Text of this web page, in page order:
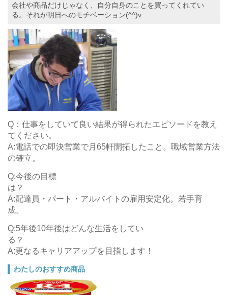
会社や商品だけじゃなく、自分自身のことを買ってくれてい
る。それが明日へのモチベーション(^^)v
Q：仕事をしていて良い結果が得られたエピソードを教え
てください。
A:電話での即決営業で月65軒開拓したこと。職域営業方法
の確立。
Q:今後の目標
A:配達員・パート・アルバイトの雇用安定化。若手育
成。
Q:5年後10年後はどんな生活をしてい
A:更なるキャリアアップを目指します！
わたしのおすすめ商品